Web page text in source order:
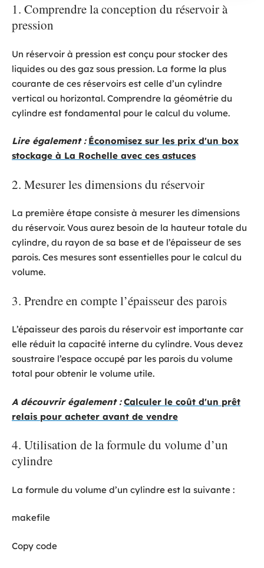
1. Comprendre la conception du réservoir à
pression
Un réservoir à pression est conçu pour stocker des
liquides ou des gaz sous pression. La forme la plus
courante de ces réservoirs est celle d’un cylindre
vertical ou horizontal. Comprendre la géométrie du
cylindre est fondamental pour le calcul du volume.
Lire également : Économisez sur les prix d'un box
stockage à La Rochelle avec ces astuces
2. Mesurer les dimensions du réservoir
La première étape consiste à mesurer les dimensions
du réservoir. Vous aurez besoin de la hauteur totale du
cylindre, du rayon de sa base et de l’épaisseur de ses
parois. Ces mesures sont essentielles pour le calcul du
volume.
3. Prendre en compte l’épaisseur des parois
L’épaisseur des parois du réservoir est importante car
elle réduit la capacité interne du cylindre. Vous devez
soustraire l’espace occupé par les parois du volume
total pour obtenir le volume utile.
A découvrir également : Calculer le coût d'un prêt
relais pour acheter avant de vendre
4. Utilisation de la formule du volume d’un
cylindre
La formule du volume d’un cylindre est la suivante :
makefile
Copy code